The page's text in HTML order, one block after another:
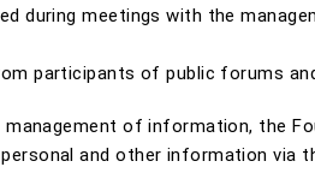
during meetings with the
participants of public forums
of information, the
and other information via